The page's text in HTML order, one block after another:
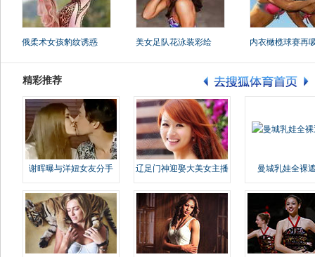
俄柔术女孩豹纹诱惑 美女足队花泳装彩绘 内衣橄榄球赛再
精彩推荐
谢晖曝与洋妞女友分手 辽足门神迎娶大美女主播 曼城乳娃全裸